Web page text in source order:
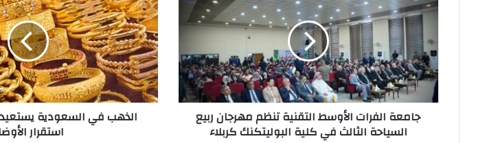
الأوسط
التقنية
تنظم
مهرجان
ربيع
السياحة
الثالث
جامعة الفرات الأوسط التقنية تنظم مهرجان ربيع
السياحة الثالث في كلية البوليتكنك كربلاء
السعودية
يستعيد
توازنه
تدريجيًا
مع
استقرار
الأوضاع
الذهب في السعودية يستعيد
استقرار